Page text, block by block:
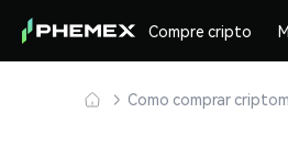
Compre cripto
Como comprar